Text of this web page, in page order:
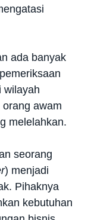
ada banyak
wilayah
awam
melelahkan.
seorang
) menjadi
Pihaknya
kebutuhan